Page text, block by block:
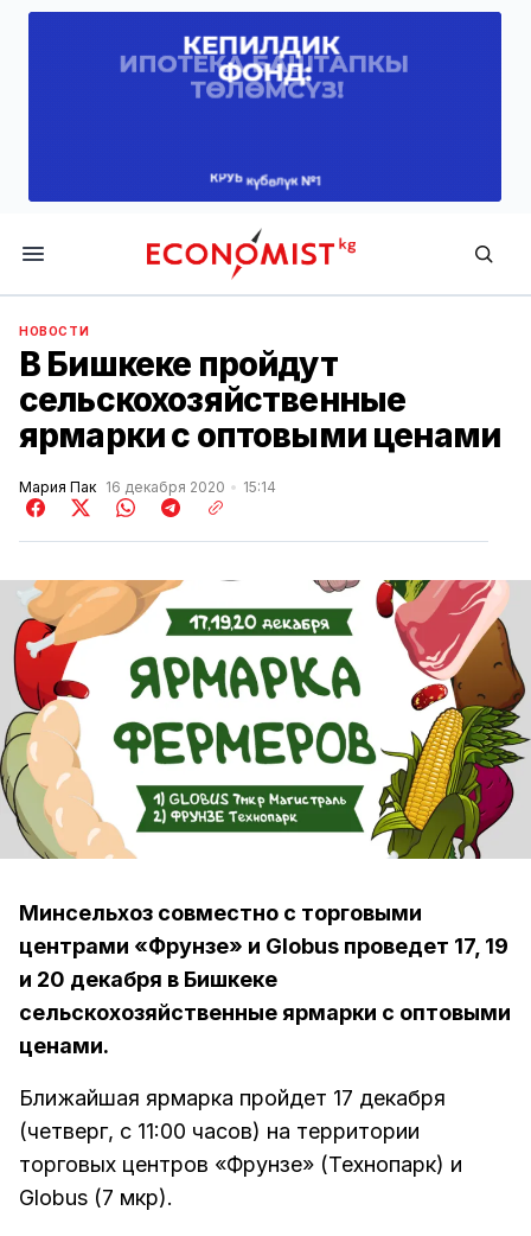
Economist.kg
НОВОСТИ
В Бишкеке пройдут
сельскохозяйственные
ярмарки с оптовыми ценами
Мария Пак 16 декабря 2020 15:14
Минсельхоз совместно с торговыми
центрами «Фрунзе» и Globus проведет 17, 19
и 20 декабря в Бишкеке
сельскохозяйственные ярмарки с оптовыми
ценами.
Ближайшая ярмарка пройдет 17 декабря
(четверг, с 11:00 часов) на территории
торговых центров «Фрунзе» (Технопарк) и
Globus (7 мкр).